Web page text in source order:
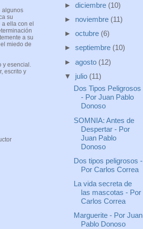
algunos
su
ella con el
a su
miedo de
y esencial.
escrito y
► diciembre (10)
► noviembre (11)
► octubre (6)
► septiembre (10)
► agosto (12)
▼ julio (11)
Dos Tipos Peligrosos
- Por Juan Pablo
Donoso
SOMNIA: Antes de
Despertar - Por
Juan Pablo
Donoso
Dos tipos peligrosos -
Por Carlos Correa
La vida secreta de
las mascotas - Por
Carlos Correa
Marguerite - Por Juan
Pablo Donoso